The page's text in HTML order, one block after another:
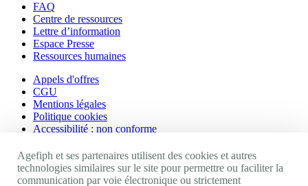
FAQ
Centre de ressources
Lettre d’information
Espace Presse
Ressources humaines
Appels d'offres
CGU
Mentions légales
Politique cookies
Accessibilité : non conforme
Nos autres sites
Agefiph et ses partenaires utilisent des cookies et autres
technologies similaires sur le site pour permettre ou faciliter la
communication par voie électronique ou strictement